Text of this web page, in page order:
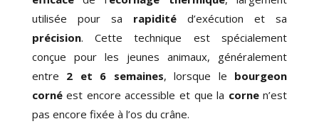
utilisée pour sa rapidité d’exécution et sa
précision. Cette technique est spécialement
conçue pour les jeunes animaux, généralement
entre 2 et 6 semaines, lorsque le bourgeon
cornéest encore accessible et que la cornen’est
pas encore fixée à l’os du crâne.